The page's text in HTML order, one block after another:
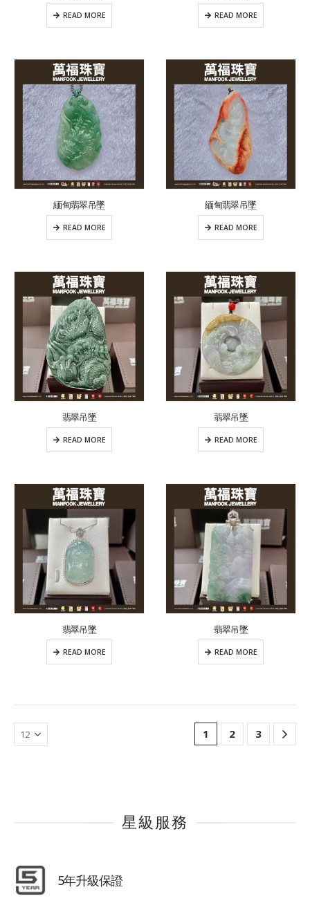
READ MORE READ MORE
緬甸翡翠吊墜
READ MORE
緬甸翡翠吊墜
READ MORE
翡翠吊墜
READ MORE
翡翠吊墜
READ MORE
翡翠吊墜
READ MORE
翡翠吊墜
READ MORE
1 2 3
星級服務
5年升級保證